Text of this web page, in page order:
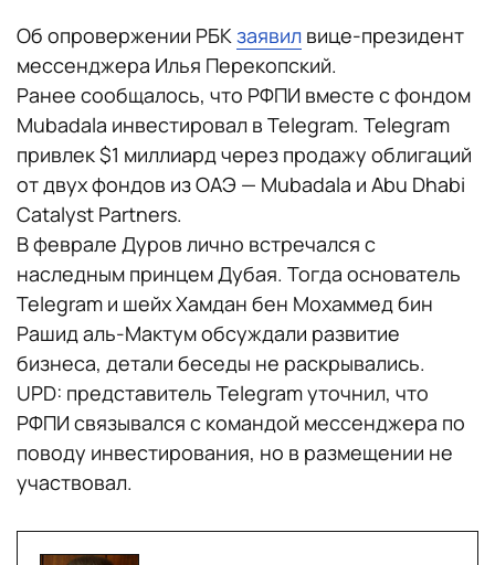
Об опровержении РБКзаявил вице-президент
мессенджера Илья Перекопский.
Ранее сообщалось, что РФПИ вместе с фондом
Mubadala инвестировал в Telegram. Telegram
привлек $1 миллиард через продажу облигаций
от двух фондов из ОАЭ — Mubadala и Abu Dhabi
Catalyst Partners.
В феврале Дуров лично встречался с
наследным принцем Дубая. Тогда основатель
Telegram и шейх Хамдан бен Мохаммед бин
Рашид аль-Мактум обсуждали развитие
бизнеса, детали беседы не раскрывались.
UPD: представитель Telegram уточнил, что
РФПИ связывался с командой мессенджера по
поводу инвестирования, но в размещении не
участвовал.